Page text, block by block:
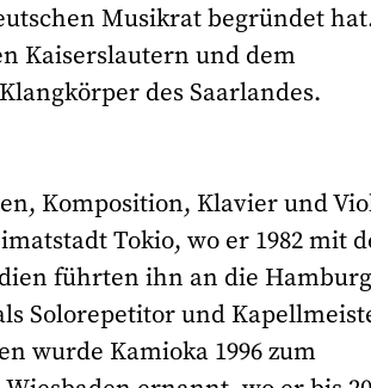
Musikrat begründet
Kaiserslautern und dem
des Saarlandes.
Komposition, Klavier und
Tokio, wo er 1982 mit
führten ihn an die
Solorepetitor und
wurde Kamioka 1996 zum